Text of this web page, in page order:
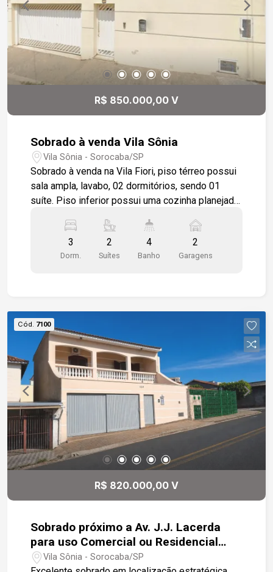
R$ 850.000,00 V
Sobrado à venda Vila Sônia
Vila Sônia - Sorocaba/SP
Sobrado à venda na Vila Fiori, piso térreo possui
sala ampla, lavabo, 02 dormitórios, sendo 01
suíte. Piso inferior possui uma cozinha planejada,
temperado que dá acesso a área gourmet, com
churrasqueira. Lavanderia separada. No piso
acima possui mais uma suíte (maior) com
3
Dorm.
2
Suítes
4
Banho
2
Garagens
Cód. 7100
R$ 820.000,00 V
Sobrado próximo a Av. J.J. Lacerda
para uso Comercial ou Residencial
com até 8 salas grandes.
Vila Sônia - Sorocaba/SP